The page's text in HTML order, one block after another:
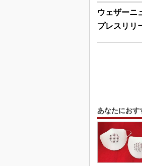
ウェザーニ
プレスリリ
あなたにおす